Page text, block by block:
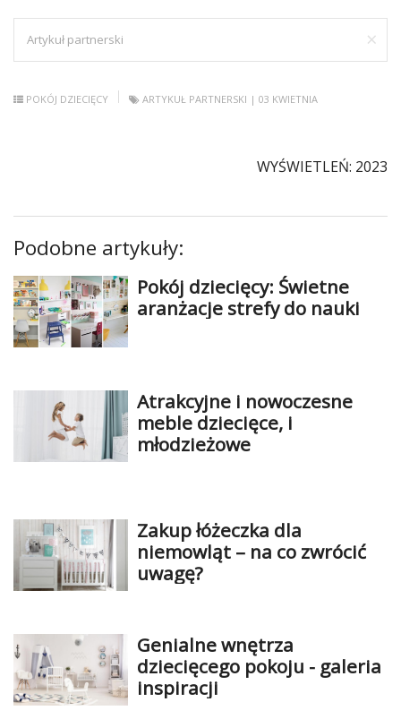
Artykuł partnerski ×
POKÓJ DZIECIĘCY ARTYKUŁ PARTNERSKI | 03 KWIETNIA
WYŚWIETLEŃ: 2023
Podobne artykuły:
Pokój dziecięcy: Świetne
aranżacje strefy do nauki
Atrakcyjne i nowoczesne
meble dziecięce, i
młodzieżowe
Zakup łóżeczka dla
niemowląt – na co zwrócić
uwagę?
Genialne wnętrza
dziecięcego pokoju - galeria
inspiracji